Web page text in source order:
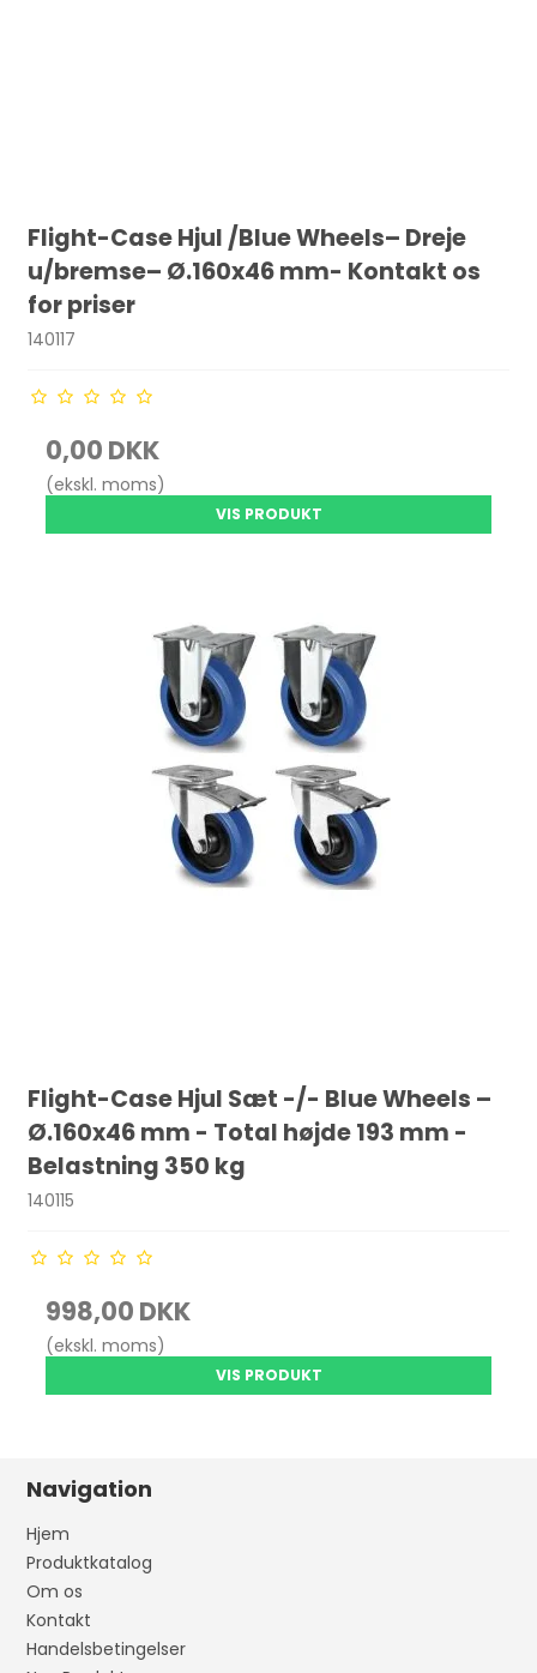
Flight-Case Hjul /Blue Wheels– Dreje
u/bremse– Ø.160x46 mm- Kontakt os
for priser
140117
0,00 DKK
(ekskl. moms)
VIS PRODUKT
Flight-Case Hjul Sæt -/- Blue Wheels –
Ø.160x46 mm - Total højde 193 mm -
Belastning 350 kg
140115
998,00 DKK
(ekskl. moms)
VIS PRODUKT
Navigation
Hjem
Produktkatalog
Om os
Kontakt
Handelsbetingelser